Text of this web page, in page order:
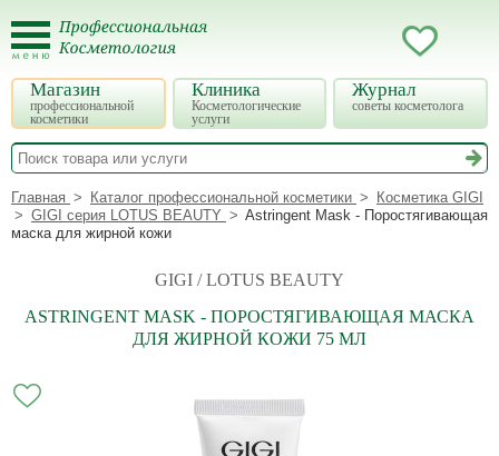
Магазин
профессиональной
косметики
Клиника
Косметологические
услуги
Журнал
советы косметолога
Главная Каталог профессиональной косметики
Косметика GIGI
GIGI серия LOTUS BEAUTY
Astringent Mask - Поростягивающая
маска для жирной кожи
GIGI / LOTUS BEAUTY
ASTRINGENT MASK - ПОРОСТЯГИВАЮЩАЯ МАСКА
ДЛЯ ЖИРНОЙ КОЖИ 75 МЛ